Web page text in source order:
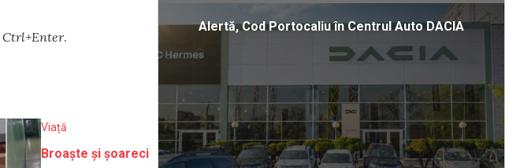
Ctrl+Enter.
Viață
Broaște și șoareci
Alertă, Cod Portocaliu în Centrul Auto DACIA